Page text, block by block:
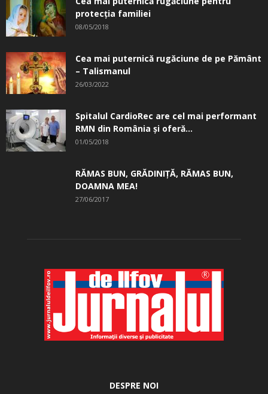
protecția familiei
08/05/2018
Cea mai puternică rugăciune de pe Pământ
– Talismanul
26/03/2022
Spitalul CardioRec are cel mai performant
RMN din România și oferă...
01/05/2018
RĂMAS BUN, GRĂDINIŢĂ, ­RĂMAS BUN,
DOAMNA MEA!
27/06/2017
DESPRE NOI